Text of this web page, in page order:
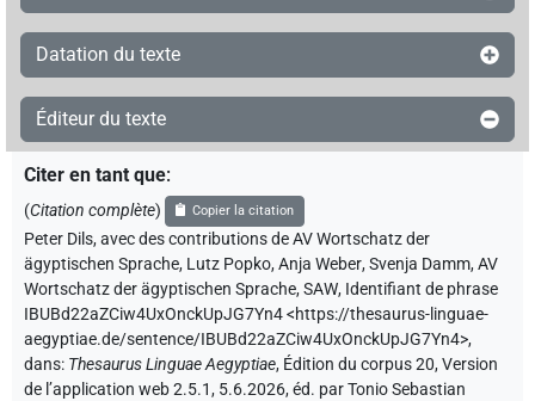
Datation du texte
Éditeur du texte
Citer en tant que:
(Citation complète) Copier la citation
Peter Dils,avec des contributions deAV Wortschatz der
ägyptischen Sprache, Lutz Popko,Anja Weber,Svenja Damm,AV
Wortschatz der ägyptischen Sprache, SAW, Identifiant de phrase
IBUBd22aZCiw4UxOnckUpJG7Yn4<https://thesaurus-linguae-
aegyptiae.de/sentence/IBUBd22aZCiw4UxOnckUpJG7Yn4>,
dans: Thesaurus Linguae Aegyptiae, Édition du corpus 20, Version
de l’application web 2.5.1, 5.6.2026, éd. par Tonio Sebastian